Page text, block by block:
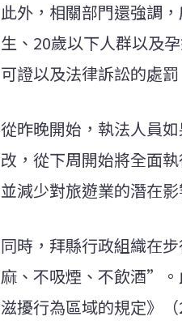
此外，相關部門還強調
生、20歲以下人群以及
可證以及法律訴訟的處罰
從昨晚開始，執法人員
改，從下周開始將全面
並減少對旅遊業的潛在影
同時，拜縣行政組織在
麻、不吸煙、不飲酒”
滋擾行為區域的規定》